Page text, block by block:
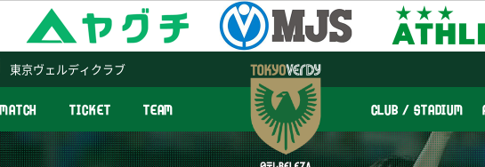
東京ヴェルディクラブ
MATCH TICKET TEAM CLUB / STADIUM